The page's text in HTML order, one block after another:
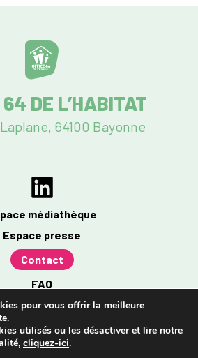
DE L’HABITAT
64100 Bayonne
médiathèque
Espace presse
Contact
FAQ
légales
de confidentialité
conforme à 96%
pour vous offrir la meilleure
utilisés ou les désactiver et lire notre
cliquez-ici.